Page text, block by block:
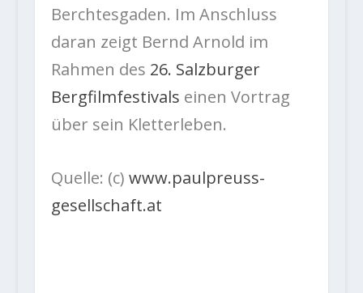
Berchtesgaden. Im Anschluss
daran zeigt Bernd Arnold im
Rahmen des 26. Salzburger
Bergfilmfestivals einen Vortrag
über sein Kletterleben.
Quelle: (c) www.paulpreuss-
gesellschaft.at